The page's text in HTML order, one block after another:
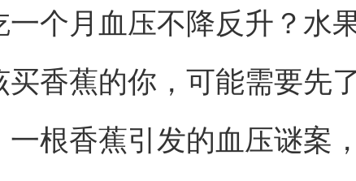
一个月血压不降反升？水
买香蕉的你，可能需要先
一根香蕉引发的血压谜案